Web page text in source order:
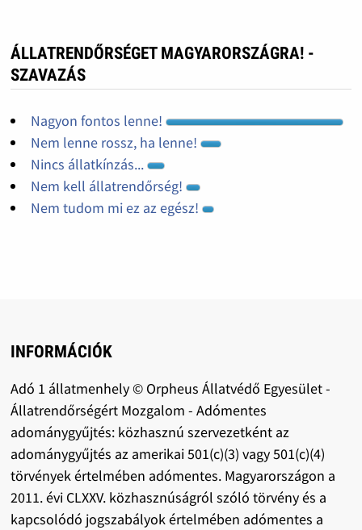
ÁLLATRENDŐRSÉGET MAGYARORSZÁGRA! -
SZAVAZÁS
Nagyon fontos lenne!
Nem lenne rossz, ha lenne!
Nincs állatkínzás...
Nem kell állatrendőrség!
Nem tudom mi ez az egész!
INFORMÁCIÓK
Adó 1 állatmenhely © Orpheus Állatvédő Egyesület -
Állatrendőrségért Mozgalom - Adómentes
adománygyűjtés: közhasznú szervezetként az
adománygyűjtés az amerikai 501(c)(3) vagy 501(c)(4)
törvények értelmében adómentes. Magyarországon a
2011. évi CLXXV. közhasznúságról szóló törvény és a
kapcsolódó jogszabályok értelmében adómentes a